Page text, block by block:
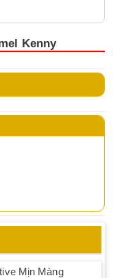
Kenny
Mịn Màng